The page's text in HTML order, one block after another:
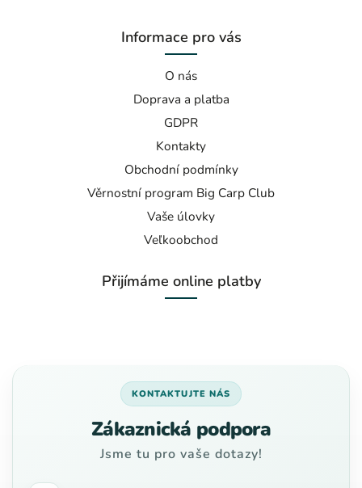
Informace pro vás
O nás
Doprava a platba
GDPR
Kontakty
Obchodní podmínky
Věrnostní program Big Carp Club
Vaše úlovky
Veľkoobchod
Přijímáme online platby
KONTAKTUJTE NÁS
Zákaznická podpora
Jsme tu pro vaše dotazy!